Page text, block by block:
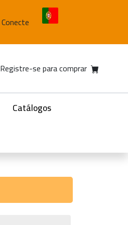
Conecte
Registre-se para comprar
Catálogos